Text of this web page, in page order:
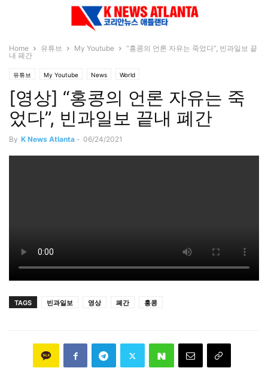
Home 유튜브 My Youtube
“홍콩의 언론 자유는 죽었다”, 빈과일보 끝
내 폐간
유튜브 My Youtube News World
[영상] “홍콩의 언론 자유는 죽
었다”, 빈과일보 끝내 폐간
By K News Atlanta - 06/24/2021
TAGS 빈과일보 영상 폐간 홍콩